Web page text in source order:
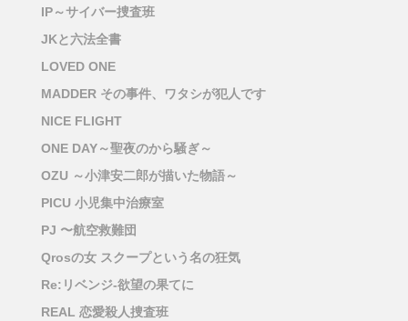
IP～サイバー捜査班
JKと六法全書
LOVED ONE
MADDER その事件、ワタシが犯人です
NICE FLIGHT
ONE DAY～聖夜のから騒ぎ～
OZU ～小津安二郎が描いた物語～
PICU 小児集中治療室
PJ 〜航空救難団
Qrosの女 スクープという名の狂気
Re:リベンジ-欲望の果てに
REAL 恋愛殺人捜査班